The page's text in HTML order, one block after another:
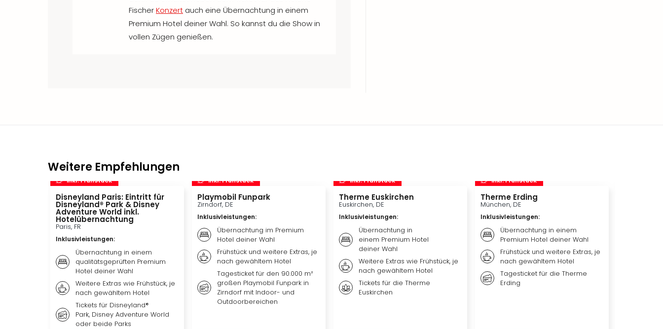
FischerKonzert auch eine Übernachtung in einem
Premium Hotel deiner Wahl. So kannst du die Show in
vollen Zügen genießen.
Weitere Empfehlungen
inkl. Frühstück
Disneyland Paris: Eintritt für
Disneyland® Park & Disney
Adventure World inkl.
Hotelübernachtung
Paris, FR
Inklusivleistungen:
Übernachtung in einem
qualitätsgeprüften Premium
Hotel deiner Wahl
Weitere Extras wie Frühstück, je
nach gewähltem Hotel
Tickets für Disneyland®
Park, Disney Adventure World
oder beide Parks
inkl. Frühstück
Playmobil Funpark
Zirndorf, DE
Inklusivleistungen:
Übernachtung im Premium
Hotel deiner Wahl
Frühstück und weitere Extras, je
nach gewähltem Hotel
Tagesticket für den 90.000 m²
großen Playmobil Funpark in
Zirndorf mit Indoor- und
Outdoorbereichen
inkl. Frühstück
Therme Euskirchen
Euskirchen, DE
Inklusivleistungen:
Übernachtung in
einem Premium Hotel
deiner Wahl
Weitere Extras wie Frühstück, je
nach gewähltem Hotel
Tickets für die Therme
Euskirchen
inkl. Frühstück
Therme Erding
München, DE
Inklusivleistungen:
Übernachtung in einem
Premium Hotel deiner Wahl
Frühstück und weitere Extras, je
nach gewähltem Hotel
Tagesticket für die Therme
Erding